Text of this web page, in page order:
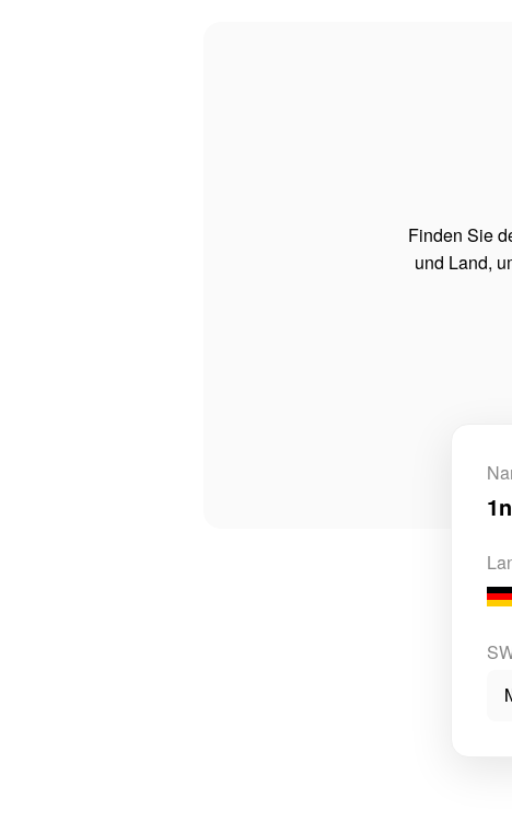
Finden Sie
und Land,